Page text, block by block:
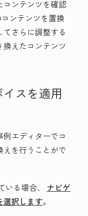
コンテンツを確認
ンテンツを置換
さらに調整する
えたコンテンツ
スを適用
エディターでコ
えを行うことがで
いる場合、 ナビゲ
選択します。